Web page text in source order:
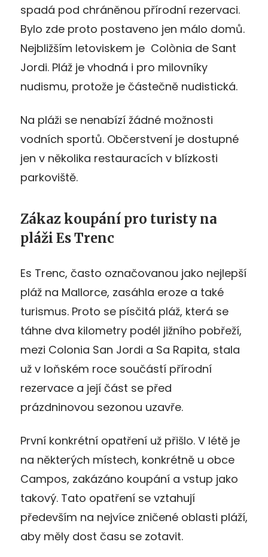
spadá pod chráněnou přírodní rezervaci.
Bylo zde proto postaveno jen málo domů.
Nejbližším letoviskem je Colònia de Sant
Jordi. Pláž je vhodná i pro milovníky
nudismu, protože je částečně nudistická.
Na pláži se nenabízí žádné možnosti
vodních sportů. Občerstvení je dostupné
jen v několika restauracích v blízkosti
parkoviště.
Zákaz koupání pro turisty na
pláži Es Trenc
Es Trenc, často označovanou jako nejlepší
pláž na Mallorce, zasáhla eroze a také
turismus. Proto se písčitá pláž, která se
táhne dva kilometry podél jižního pobřeží,
mezi Colonia San Jordi a Sa Rapita, stala
už v loňském roce součástí přírodní
rezervace a její část se před
prázdninovou sezonou uzavře.
První konkrétní opatření už přišlo. V létě je
na některých místech, konkrétně u obce
Campos, zakázáno koupání a vstup jako
takový. Tato opatření se vztahují
především na nejvíce zničené oblasti pláží,
aby měly dost času se zotavit.